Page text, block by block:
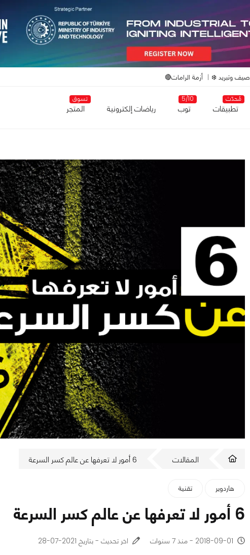
صيف وتبريد ❄️ أزمة الرامات🔴
مُحدّث
تطبيقات
5/10
توب رياضات إلكترونية
تسوق
المتجر
المقالات 6 أمور لا تعرفها عن عالم كسر السرعة
هاردوير تقنية
6 أمور لا تعرفها عن عالم كسر السرعة
2018-09-01 - منذ 7 سنوات اخر تحديث - بتاريخ 2021-07-28